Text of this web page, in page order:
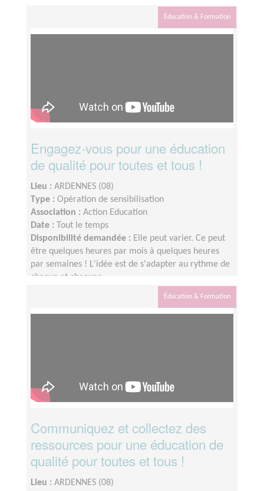
Éducation & Formation
Engagez-vous pour une éducation
de qualité pour toutes et tous !
Lieu : ARDENNES (08)
Type : Opération de sensibilisation
Association : Action Education
Date :
Tout le temps
Disponibilité demandée : Elle peut varier. Ce peut
être quelques heures par mois à quelques heures
par semaines ! L'idée est de s'adapter au rythme de
chacun et chacune.
Éducation & Formation
Communiquez et collectez des
ressources pour une éducation de
qualité pour toutes et tous !
Lieu : ARDENNES (08)